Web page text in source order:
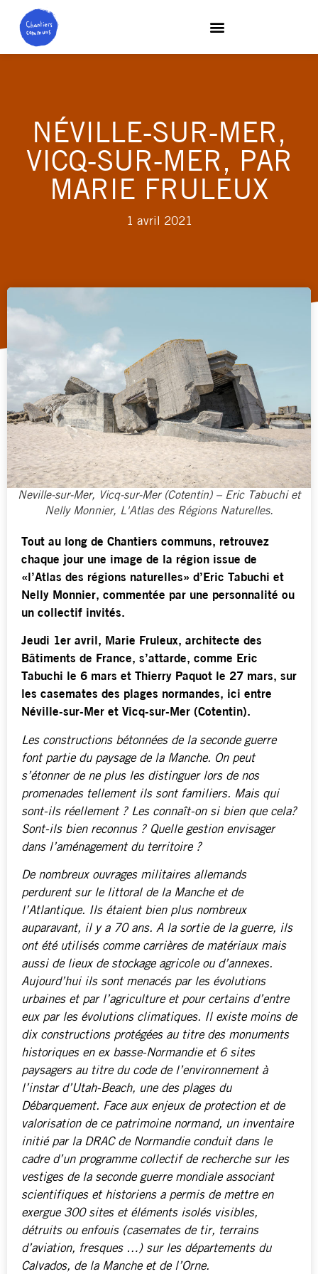
NÉVILLE-SUR-MER,
VICQ-SUR-MER, PAR
MARIE FRULEUX
1 avril 2021
Neville-sur-Mer, Vicq-sur-Mer (Cotentin) – Eric Tabuchi et
Nelly Monnier, L'Atlas des Régions Naturelles.
Tout au long de Chantiers communs, retrouvez
chaque jour une image de la région issue de
«l’Atlas des régions naturelles» d’Eric Tabuchi et
Nelly Monnier, commentée par une personnalité ou
un collectif invités.
Jeudi 1er avril, Marie Fruleux, architecte des
Bâtiments de France, s’attarde, comme Eric
Tabuchi le 6 mars et Thierry Paquot le 27 mars, sur
les casemates des plages normandes, ici entre
Néville-sur-Mer et Vicq-sur-Mer (Cotentin).
Les constructions bétonnées de la seconde guerre
font partie du paysage de la Manche. On peut
s’étonner de ne plus les distinguer lors de nos
promenades tellement ils sont familiers. Mais qui
sont-ils réellement ? Les connaît-on si bien que cela?
Sont-ils bien reconnus ? Quelle gestion envisager
dans l’aménagement du territoire ?
De nombreux ouvrages militaires allemands
perdurent sur le littoral de la Manche et de
l’Atlantique. Ils étaient bien plus nombreux
auparavant, il y a 70 ans. A la sortie de la guerre, ils
ont été utilisés comme carrières de matériaux mais
aussi de lieux de stockage agricole ou d’annexes.
Aujourd’hui ils sont menacés par les évolutions
urbaines et par l’agriculture et pour certains d’entre
eux par les évolutions climatiques. Il existe moins de
dix constructions protégées au titre des monuments
historiques en ex basse-Normandie et 6 sites
paysagers au titre du code de l’environnement à
l’instar d’Utah-Beach, une des plages du
Débarquement. Face aux enjeux de protection et de
valorisation de ce patrimoine normand, un inventaire
initié par la DRAC de Normandie conduit dans le
cadre d’un programme collectif de recherche sur les
vestiges de la seconde guerre mondiale associant
scientifiques et historiens a permis de mettre en
exergue 300 sites et éléments isolés visibles,
détruits ou enfouis (casemates de tir, terrains
d’aviation, fresques …) sur les départements du
Calvados, de la Manche et de l’Orne.